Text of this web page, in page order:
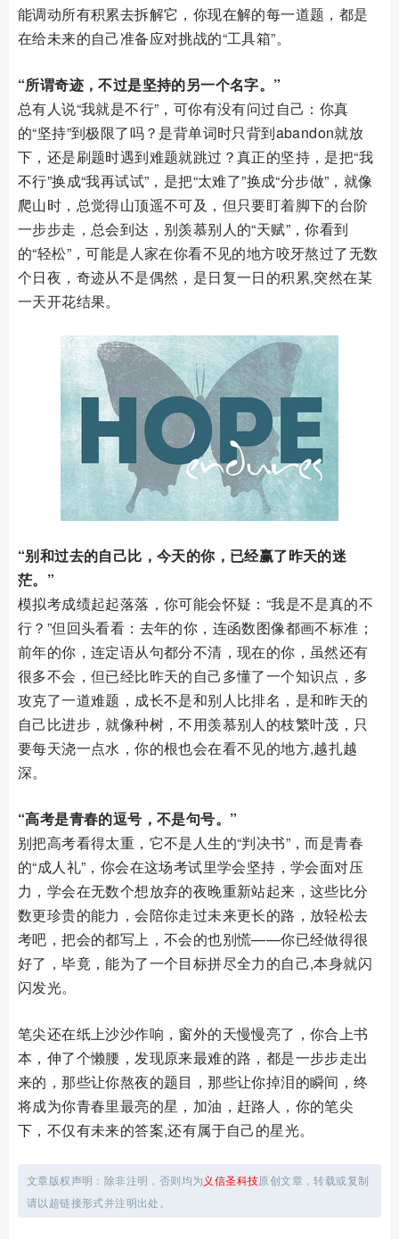
能调动所有积累去拆解它，你现在解的每一道题，都是
在给未来的自己准备应对挑战的“工具箱”。
“所谓奇迹，不过是坚持的另一个名字。”
总有人说“我就是不行”，可你有没有问过自己：你真
的“坚持”到极限了吗？是背单词时只背到abandon就放
下，还是刷题时遇到难题就跳过？真正的坚持，是把“我
不行”换成“我再试试”，是把“太难了”换成“分步做”，就像
爬山时，总觉得山顶遥不可及，但只要盯着脚下的台阶
一步步走，总会到达，别羡慕别人的“天赋”，你看到
的“轻松”，可能是人家在你看不见的地方咬牙熬过了无数
个日夜，奇迹从不是偶然，是日复一日的积累,突然在某
一天开花结果。
“别和过去的自己比，今天的你，已经赢了昨天的迷
茫。”
模拟考成绩起起落落，你可能会怀疑：“我是不是真的不
行？”但回头看看：去年的你，连函数图像都画不标准；
前年的你，连定语从句都分不清，现在的你，虽然还有
很多不会，但已经比昨天的自己多懂了一个知识点，多
攻克了一道难题，成长不是和别人比排名，是和昨天的
自己比进步，就像种树，不用羡慕别人的枝繁叶茂，只
要每天浇一点水，你的根也会在看不见的地方,越扎越
深。
“高考是青春的逗号，不是句号。”
别把高考看得太重，它不是人生的“判决书”，而是青春
的“成人礼”，你会在这场考试里学会坚持，学会面对压
力，学会在无数个想放弃的夜晚重新站起来，这些比分
数更珍贵的能力，会陪你走过未来更长的路，放轻松去
考吧，把会的都写上，不会的也别慌——你已经做得很
好了，毕竟，能为了一个目标拼尽全力的自己,本身就闪
闪发光。
笔尖还在纸上沙沙作响，窗外的天慢慢亮了，你合上书
本，伸了个懒腰，发现原来最难的路，都是一步步走出
来的，那些让你熬夜的题目，那些让你掉泪的瞬间，终
将成为你青春里最亮的星，加油，赶路人，你的笔尖
下，不仅有未来的答案,还有属于自己的星光。
文章版权声明：除非注明，否则均为义信圣科技原创文章，转载或复制
请以超链接形式并注明出处。